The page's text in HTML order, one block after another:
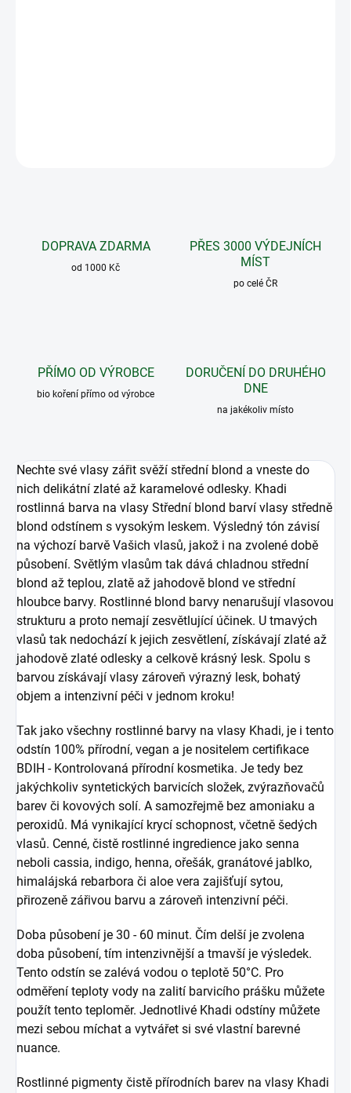
DOPRAVA ZDARMA
od 1000 Kč
PŘES 3000 VÝDEJNÍCH
MÍST
po celé ČR
PŘÍMO OD VÝROBCE
bio koření přímo od výrobce
DORUČENÍ DO DRUHÉHO
DNE
na jakékoliv místo
Nechte své vlasy zářit svěží střední blond a vneste do
nich delikátní zlaté až karamelové odlesky. Khadi
rostlinná barva na vlasy Střední blond barví vlasy středně
blond odstínem s vysokým leskem. Výsledný tón závisí
na výchozí barvě Vašich vlasů, jakož i na zvolené době
působení. Světlým vlasům tak dává chladnou střední
blond až teplou, zlatě až jahodově blond ve střední
hloubce barvy. Rostlinné blond barvy nenarušují vlasovou
strukturu a proto nemají zesvětlující účinek. U tmavých
vlasů tak nedochází k jejich zesvětlení, získávají zlaté až
jahodově zlaté odlesky a celkově krásný lesk. Spolu s
barvou získávají vlasy zároveň výrazný lesk, bohatý
objem a intenzivní péči v jednom kroku!
Tak jako všechny rostlinné barvy na vlasy Khadi, je i tento
odstín 100% přírodní, vegan a je nositelem certifikace
BDIH - Kontrolovaná přírodní kosmetika. Je tedy bez
jakýchkoliv syntetických barvicích složek, zvýrazňovačů
barev či kovových solí. A samozřejmě bez amoniaku a
peroxidů. Má vynikající krycí schopnost, včetně šedých
vlasů. Cenné, čistě rostlinné ingredience jako senna
neboli cassia, indigo, henna, ořešák, granátové jablko,
himalájská rebarbora či aloe vera zajišťují sytou,
přirozeně zářivou barvu a zároveň intenzivní péči.
Doba působení je 30 - 60 minut. Čím delší je zvolena
doba působení, tím intenzivnější a tmavší je výsledek.
Tento odstín se zalévá vodou o teplotě 50°C. Pro
odměření teploty vody na zalití barvicího prášku můžete
použít tento teploměr. Jednotlivé Khadi odstíny můžete
mezi sebou míchat a vytvářet si své vlastní barevné
nuance.
Rostlinné pigmenty čistě přírodních barev na vlasy Khadi